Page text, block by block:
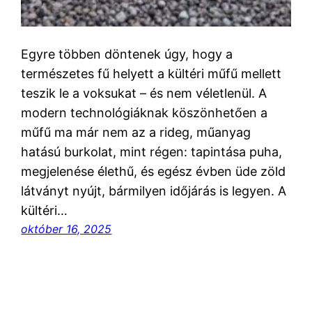
Egyre többen döntenek úgy, hogy a
természetes fű helyett a kültéri műfű mellett
teszik le a voksukat – és nem véletlenül. A
modern technológiáknak köszönhetően a
műfű ma már nem az a rideg, műanyag
hatású burkolat, mint régen: tapintása puha,
megjelenése élethű, és egész évben üde zöld
látványt nyújt, bármilyen időjárás is legyen. A
kültéri…
október 16, 2025